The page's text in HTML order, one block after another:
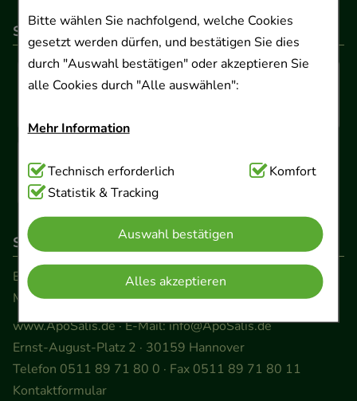
Bitte wählen Sie nachfolgend, welche Cookies
gesetzt werden dürfen, und bestätigen Sie dies
durch "Auswahl bestätigen" oder akzeptieren Sie
alle Cookies durch "Alle auswählen":
Mehr Information
Technisch Notwendig:Hierbei handelt es sich um
Cookies, die für die Grundfunktionen unserer
Website notwendig sind (z.B. Navigation,
Warenkorb, Kundenkonto), weshalb auf diese nicht
verzichtet werden kann.
Komfort:Diese Cookies werden genutzt um das
Einkaufserlebnis noch ansprechender zu gestalten,
beispielsweise für die Wiedererkennung des
Besuchers oder unsere Seite an bevorzugte
Verhaltensweisen (z.B. Spracheinstellung)
Technisch erforderlich
Komfort
Statistik & Tracking
Auswahl bestätigen
Alles akzeptieren
So können Sie bezahlen
So erreichen Sie uns
Beratung und Kundenservice:
Montag - Freitag von 9.00 bis 17.00 Uhr
www.ApoSalis.de· E-Mail:info@ApoSalis.de
Ernst-August-Platz 2 · 30159 Hannover
Telefon 0511 89 71 80 0 · Fax 0511 89 71 80 11
Kontaktformular